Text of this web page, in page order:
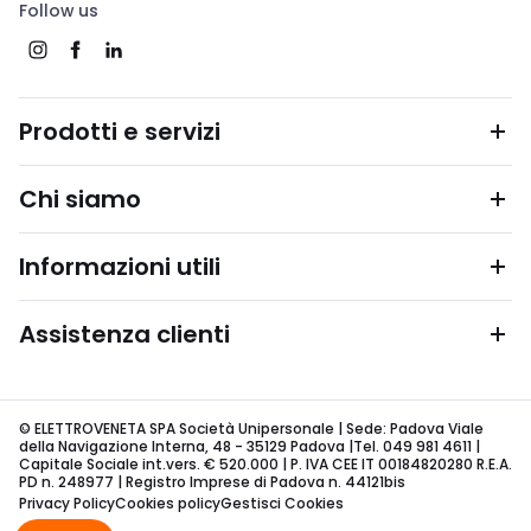
Follow us
Prodotti e servizi
Chi siamo
Informazioni utili
Assistenza clienti
© ELETTROVENETA SPA Società Unipersonale | Sede: Padova Viale
della Navigazione Interna, 48 - 35129 Padova |Tel. 049 981 4611 |
Capitale Sociale int.vers. € 520.000 | P. IVA CEE IT 00184820280 R.E.A.
PD n. 248977 | Registro Imprese di Padova n. 44121bis
Privacy PolicyCookies policyGestisci Cookies